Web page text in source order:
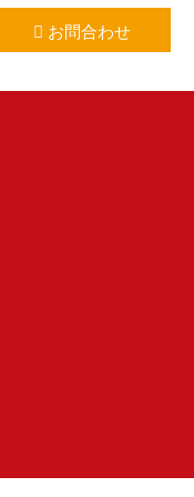
お問合わせ